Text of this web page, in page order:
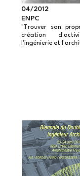
04/2012
ENPC
"Trouver son
création
l'ingénierie et